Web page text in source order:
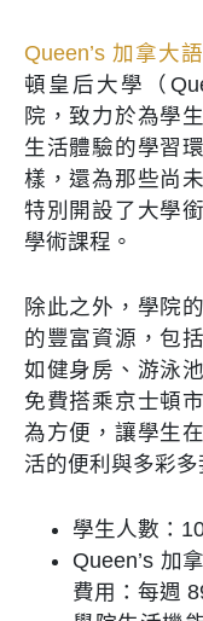
Queen’s 加拿大
頓皇后大學（
院，致力於為學
生活體驗的學習
樣，還為那些尚
特別開設了大學
學術課程。
除此之外，學院
的豐富資源，包
如健身房、游泳
免費搭乘京士頓
為方便，讓學生
活的便利與多彩多
學生人數：
Queen’s 加
費用：每週